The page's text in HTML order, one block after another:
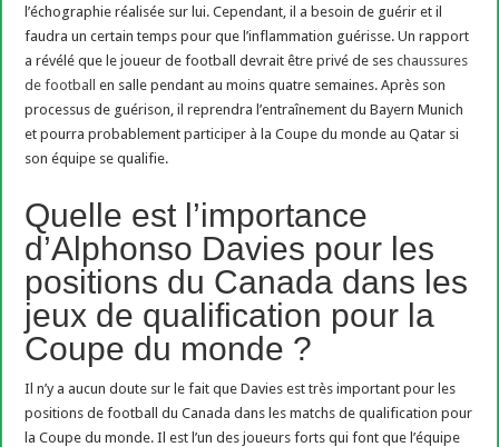
l’échographie réalisée sur lui. Cependant, il a besoin de guérir et il
faudra un certain temps pour que l’inflammation guérisse. Un rapport
a révélé que le joueur de football devrait être privé de seschaussures
de football
en salle pendant au moins quatre semaines. Après son
processus de guérison, il reprendra l’entraînement du Bayern Munich
et pourra probablement participer à la Coupe du monde au Qatar si
son équipe se qualifie.
Quelle est l’importance
d’Alphonso Davies pour les
positions du Canada dans les
jeux de qualification pour la
Coupe du monde ?
Il n’y a aucun doute sur le fait que Davies est très important pour les
positions de football du Canada dans les matchs de qualification pour
la Coupe du monde. Il est l’un des joueurs forts qui font que l’équipe